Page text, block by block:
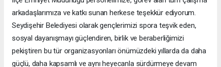
arkadaşlarımıza ve katkı sunan herkese teşekkür ediyorum.
Seydişehir Belediyesi olarak gençlerimizi spora teşvik eden,
sosyal dayanışmayı güçlendiren, birlik ve beraberliğimizi
pekiştiren bu tür organizasyonları önümüzdeki yıllarda da daha
güçlü, daha kapsamlı ve aynı heyecanla sürdürmeye devam